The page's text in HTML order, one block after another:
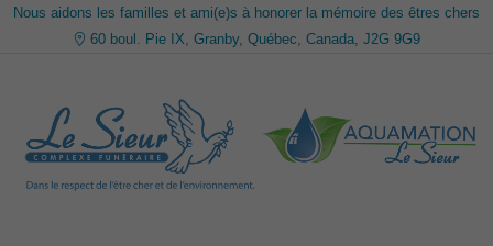
Nous aidons les familles et ami(e)s à honorer la mémoire des êtres chers
60 boul. Pie IX, Granby, Québec, Canada, J2G 9G9